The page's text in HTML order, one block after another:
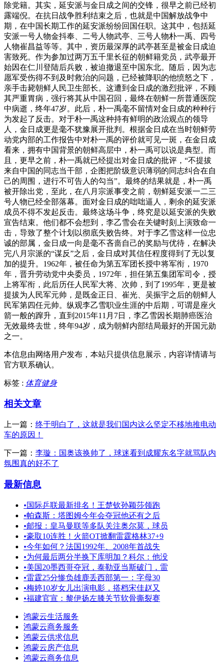
除党籍。其实，延安派与金日成之间的交锋，很早之前已经初
露端倪。在抗日战争胜利结束之后，也就是中国解放战争中
期，在中国长期工作的延安派纷纷回国任职。这其中，包括延
安派一号人物金抖奉、二号人物武亭、三号人物朴一禹、四号
人物崔昌益等等。其中，资历最深厚的武亭甚至是被金日成迫
害致死。作为参加过两万五千里长征的朝鲜籍党员，武亭最开
始因在仁川登陆后兵败，被迫撤退至中国东北。随后，因为志
愿军受伤得不到及时救治的问题，已经被降职的他愤怒之下，
亲手击毙朝鲜人民卫生部长。这遭到金日成的激烈批评，不顾
其严重胃病，强行将其从中国召回，最终在朝鲜一所普通医院
中病逝，终年47岁。此后，朴一禹毫不留情对金日成的种种行
为发起了反击。对于朴一禹这种持有鲜明的政治观点的领导
人，金日成更是毫不犹豫展开批判。根据金日成在当时朝鲜劳
动党内部的工作报告中对朴一禹的评价就可见一斑，在金日成
看来，拥有中国背景的朝鲜高层中，朴一禹可以说是典型。而
且，更早之前，朴一禹就已经提出对金日成的批评，“不提拔
来自中国的同志当干部，企图把阶级意识薄弱的同志纠合在自
己的周围，进行不可告人的勾当”。最终的结果就是，朴一禹
被开除出党，至此，在八月宗派事变之前，朝鲜延安派一二三
号人物已经全部落幕。面对金日成的咄咄逼人，剩余的延安派
成员不得不发起反击。最终这场斗争，终究是以延安派的失败
宣告结束。他们都不会想到，李乙雪会在关键时刻上演致命一
击，导致了整个计划以彻底失败告终。对于李乙雪这样一位忠
诚的部属，金日成一向是毫不吝啬自己的奖励与优待，在解决
完八月宗派的“谋反”之后，金日成对其信任程度得到了无以复
加的提升。1962年，被任命为第五军团长授中将军衔，1970
年，晋升劳动党中央委员，1972年，担任第五集团军司令，授
上将军衔，此后历任人民军大将、次帅，到了1995年，更是被
提拔为人民军元帅，是既金正日、崔光、吴振宇之后的朝鲜人
民军第四任元帅。纵观李乙雪职业生涯的中后期，可谓是座火
箭一般的蹿升，直到2015年11月7日，李乙雪因长期肺癌医治
无效最终去世，终年94岁，成为朝鲜内部结局最好的开国元勋
之一。
本信息由网络用户发布， 本站只提供信息展示，内容详情请与
官方联系确认。
标签 : 体育健身
相关文章
上一篇： 终于明白了，这就是我们国内这么坚定不移地推电动
车的原因！
下一篇： 李璇：国奥该换帅了，球迷看到成耀东名字就骂队内
氛围真的好不了
最新信息
•国际乒联最新排名！王楚钦孙颖莎领跑
•帕森斯：塔图姆今年会夺冠他还有之后
•邮报：皇马曼联等多队关注奥尔莫，球员
•豪取10连胜！火箭OT掀翻雷霆格林37+9
•今年如何？法国1992年、2008年首战失
•为何最后两分半换下库明加？科尔：他没
•美国20墨西哥夺冠，泰勒亚当斯破门，雷
•雷霆25分惨负雄鹿丢西部第一：字母30
•梅婷10岁女儿出演电影，搭档宋佳赵又
•福建官宣：黎伊扬左膝关节软骨撕裂赛
鸿蒙云生活服务
鸿蒙云商务服务
鸿蒙云供求信息
鸿蒙云房产信息
鸿蒙云商务信息